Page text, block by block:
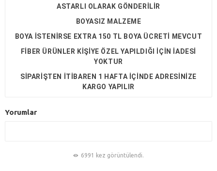
ASTARLI OLARAK GÖNDERİLİR
BOYASIZ MALZEME
BOYA İSTENİRSE EXTRA 150 TL BOYA ÜCRETİ MEVCUT
FİBER ÜRÜNLER KİŞİYE ÖZEL YAPILDIĞI İÇİN İADESİ
YOKTUR
SİPARİŞTEN İTİBAREN 1 HAFTA İÇİNDE ADRESİNİZE
KARGO YAPILIR
Yorumlar
6991 kez görüntülendi.